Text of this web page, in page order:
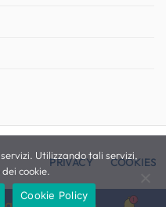
PRIVACY COOKIES
Utilizzando tali servizi,
cookie.
Cookie Policy